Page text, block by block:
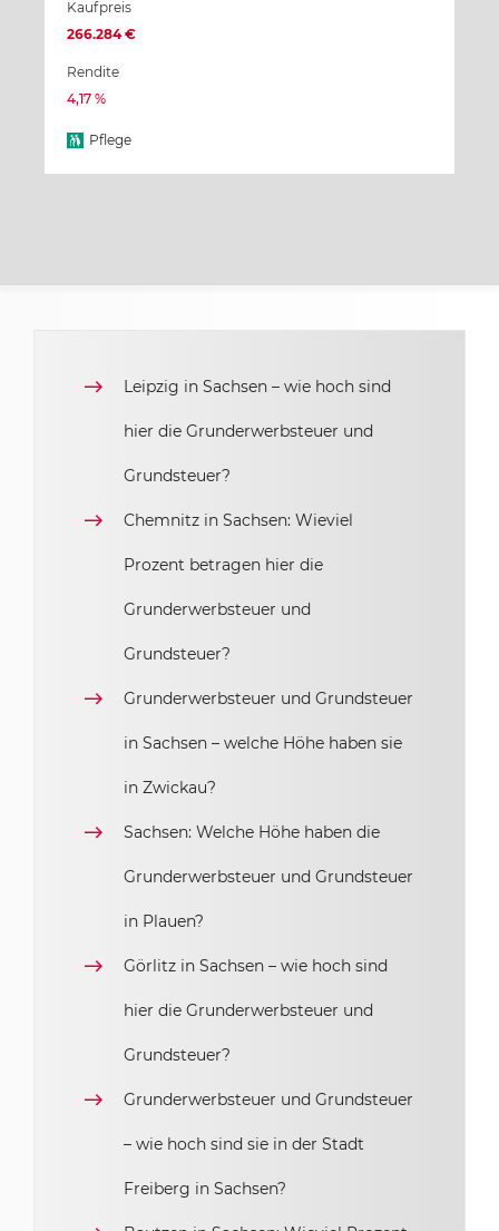
Kaufpreis
266.284 €
Rendite
4,17 %
Pflege
Leipzig in Sachsen – wie hoch sind
hier die Grunderwerbsteuer und
Grundsteuer?
Chemnitz in Sachsen: Wieviel
Prozent betragen hier die
Grunderwerbsteuer und
Grundsteuer?
Grunderwerbsteuer und Grundsteuer
in Sachsen – welche Höhe haben sie
in Zwickau?
Sachsen: Welche Höhe haben die
Grunderwerbsteuer und Grundsteuer
in Plauen?
Görlitz in Sachsen – wie hoch sind
hier die Grunderwerbsteuer und
Grundsteuer?
Grunderwerbsteuer und Grundsteuer
– wie hoch sind sie in der Stadt
Freiberg in Sachsen?